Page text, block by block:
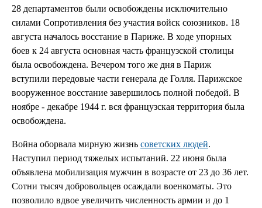
28 департаментов были освобождены исключительно
силами Сопротивления без участия войск союзников. 18
августа началось восстание в Париже. В ходе упорных
боев к 24 августа основная часть французской столицы
была освобождена. Вечером того же дня в Париж
вступили передовые части генерала де Голля. Парижское
вооруженное восстание завершилось полной победой. В
ноябре - декабре 1944 г. вся французская территория была
освобождена.
Война оборвала мирную жизнь советских людей.
Наступил период тяжелых испытаний. 22 июня была
объявлена мобилизация мужчин в возрасте от 23 до 36 лет.
Сотни тысяч добровольцев осаждали военкоматы. Это
позволило вдвое увеличить численность армии и до 1